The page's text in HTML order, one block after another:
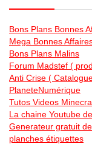
Bons Plans Bonnes
Mega Bonnes
Bons Plans Malins
Forum Madstef (
Anti Crise (
PlaneteNumérique
Tutos Videos
La chaine Youtube
Generateur gratuit
planches étiquettes